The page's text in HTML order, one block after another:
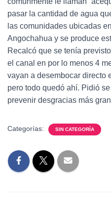
pasar la cantidad de agua
las comunidades ubicadas
Angochahua y se produce
Recalcó que se tenía
el canal en por lo menos 4
vayan a desembocar directo
pero todo quedó ahí. Pidió
prevenir desgracias más
Categorías: SIN CATEGORÍA